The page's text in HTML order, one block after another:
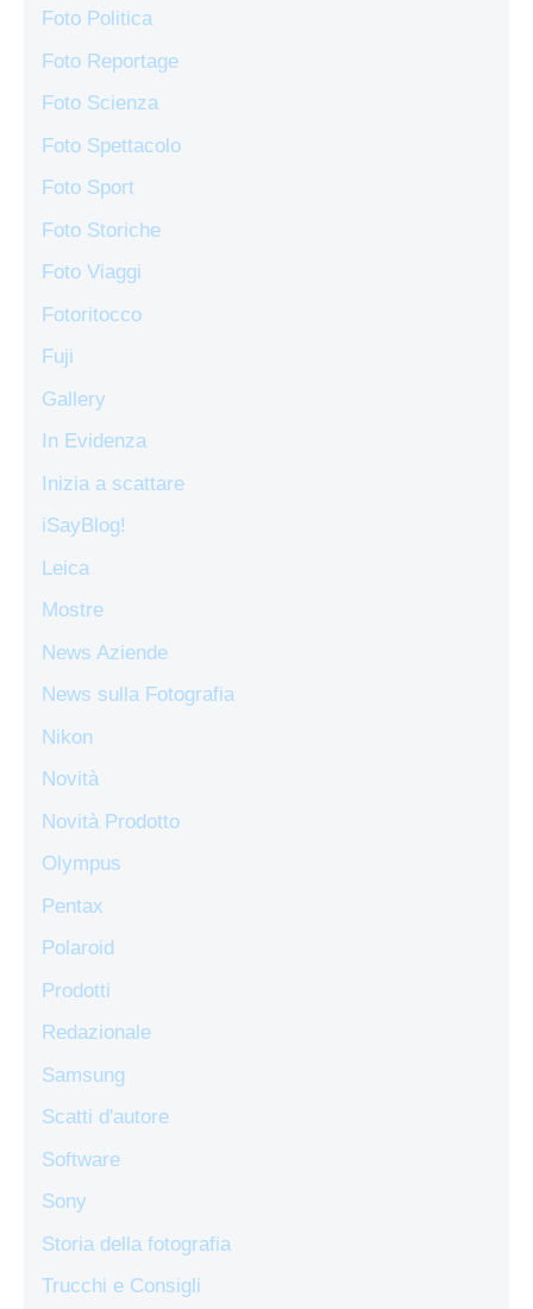
Foto Politica
Foto Reportage
Foto Scienza
Foto Spettacolo
Foto Sport
Foto Storiche
Foto Viaggi
Fotoritocco
Fuji
Gallery
In Evidenza
Inizia a scattare
iSayBlog!
Leica
Mostre
News Aziende
News sulla Fotografia
Nikon
Novità
Novità Prodotto
Olympus
Pentax
Polaroid
Prodotti
Redazionale
Samsung
Scatti d'autore
Software
Sony
Storia della fotografia
Trucchi e Consigli